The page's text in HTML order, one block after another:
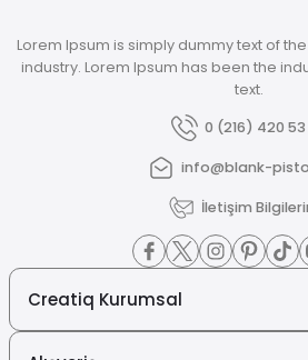
Lorem Ipsum is simply dummy text of
industry. Lorem Ipsum has been the
text.
0 (216) 420 53
info@blank-
İletişim
Creatiq Kurumsal